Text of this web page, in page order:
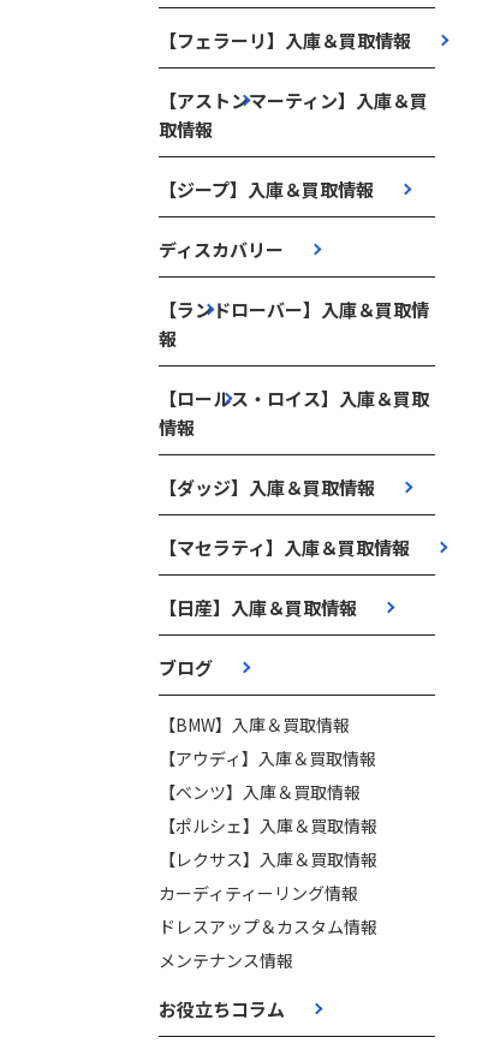
【フェラーリ】入庫＆買取情報
【アストンマーティン】入庫＆買
取情報
【ジープ】入庫＆買取情報
ディスカバリー
【ランドローバー】入庫＆買取情
報
【ロールス・ロイス】入庫＆買取
情報
【ダッジ】入庫＆買取情報
【マセラティ】入庫＆買取情報
【日産】入庫＆買取情報
ブログ
【BMW】入庫＆買取情報
【アウディ】入庫＆買取情報
【ベンツ】入庫＆買取情報
【ポルシェ】入庫＆買取情報
【レクサス】入庫＆買取情報
カーディティーリング情報
ドレスアップ＆カスタム情報
メンテナンス情報
お役立ちコラム